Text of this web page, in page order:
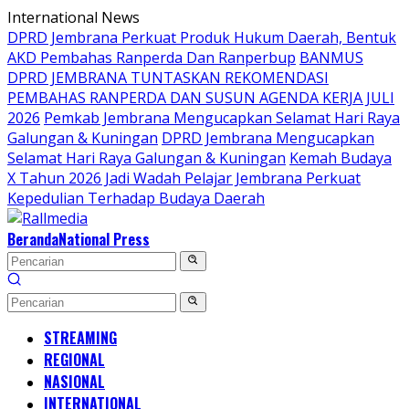
Langsung
ke
konten
International News
DPRD Jembrana Perkuat Produk Hukum Daerah, Bentuk
AKD Pembahas Ranperda Dan Ranperbup BANMUS
DPRD JEMBRANA TUNTASKAN REKOMENDASI
PEMBAHAS RANPERDA DAN SUSUN AGENDA KERJA JULI
2026 Pemkab Jembrana Mengucapkan Selamat Hari Raya
Galungan & Kuningan DPRD Jembrana Mengucapkan
Selamat Hari Raya Galungan & Kuningan Kemah Budaya
X Tahun 2026 Jadi Wadah Pelajar Jembrana Perkuat
Kepedulian Terhadap Budaya Daerah
BerandaNational Press
STREAMING
REGIONAL
NASIONAL
INTERNATIONAL